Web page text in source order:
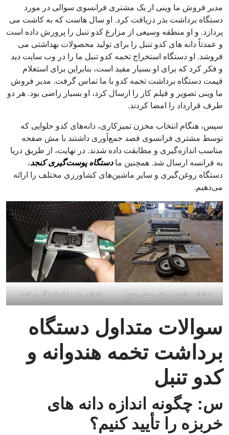
مدیر فروش ما وینی از یک مشتری فرانسوی سوالی در مورد
دستگاه برداشت بذر دریافت کرد. او سال هاست که به کاشت می
پردازد. و او منطقه وسیعی از مزارع کدو تنبل را پرورش داده است
و عمدتاً دانه های کدو تنبل را برای تولید محصولات بهداشتی می
فروشد. او دستگاه استخراج تخمه کدو تنبل ما را در وب سایت دید
و فکر کرد که برای او بسیار مفید است، بنابراین برای استعلام
قیمت دستگاه برداشت تخمه کدو با ما تماس گرفت. مدیر فروش
ما وینی تصویر و فیلم کار را ارسال کرد، او بسیار راضی بود. هر دو
طرف قرارداد را امضا کردند.
سپس، هنگام انتخاب مخزن تمیزکاری، دانه‌های کدو حلوایی که
توسط مشتری فرانسوی قصد جمع‌آوری داشتند با مش صفحه
مناسب اندازه‌گیری و مطابقت داده شدند. در نهایت، از طریق دریا
به فرانسه ارسال شد. همچنین مادستگاه پوست‌گیری کنجد،
دستگاه روغن‌گیری و سایر ماشین‌های کشاورزی مختلف را ارائه
می‌دهیم.
قطعات ماشین برای بسته بندی اندازه بذر را اندازه گیری کنید
سوالات متداول دستگاه
برداشت تخمه هندوانه و
کدو تنبل
س: چگونه اندازه دانه های
خربزه را تأیید کنیم؟